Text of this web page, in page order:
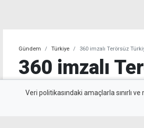
Gündem Türkiye 360 imzalı Terörsüz
360 imzalı
düzenlemesi
Veri politikasındaki amaçlarla sınırlı